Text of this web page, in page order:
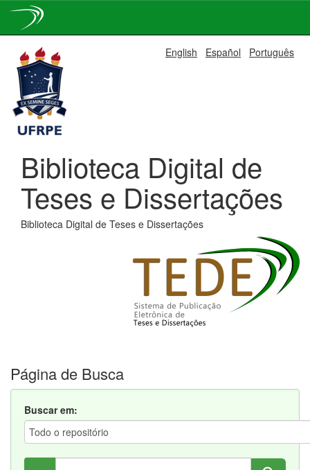
navigation
English Español Português
Biblioteca Digital de
Teses e Dissertações
Biblioteca Digital de Teses e Dissertações
Página de Busca
Buscar em: